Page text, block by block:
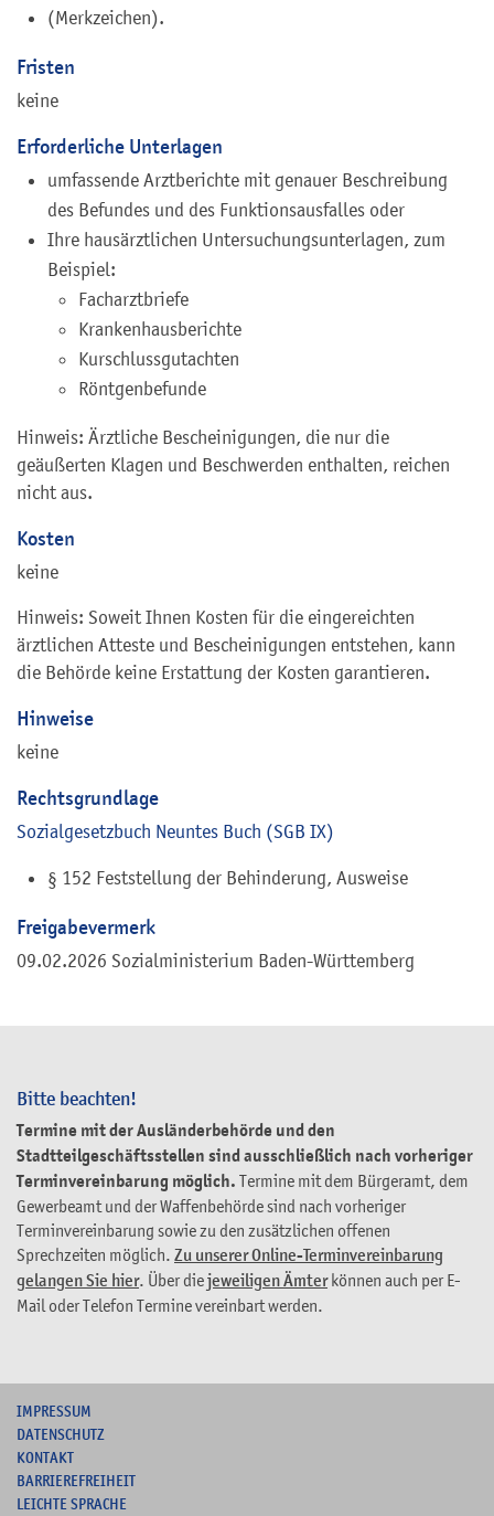
Bitte beachten!
Termine mit der Ausländerbehörde und den
Stadtteilgeschäftsstellen sind ausschließlich nach vorheriger
Terminvereinbarung möglich. Termine mit dem Bürgeramt, dem
Gewerbeamt und der Waffenbehörde sind nach vorheriger
Terminvereinbarung sowie zu den zusätzlichen offenen
Sprechzeiten möglich. Zu unserer Online-Terminvereinbarung
gelangen Sie hier. Über diejeweiligen Ämterkönnen auch per E-
Mail oder Telefon Termine vereinbart werden.
(Merkzeichen).
Fristen
keine
Erforderliche Unterlagen
umfassende Arztberichte mit genauer Beschreibung
des Befundes und des Funktionsausfalles oder
Ihre hausärztlichen Untersuchungsunterlagen, zum
Beispiel:
Facharztbriefe
Krankenhausberichte
Kurschlussgutachten
Röntgenbefunde
Hinweis: Ärztliche Bescheinigungen, die nur die
geäußerten Klagen und Beschwerden enthalten, reichen
nicht aus.
Kosten
keine
Hinweis: Soweit Ihnen Kosten für die eingereichten
ärztlichen Atteste und Bescheinigungen entstehen, kann
die Behörde keine Erstattung der Kosten garantieren.
Hinweise
keine
Rechtsgrundlage
Sozialgesetzbuch Neuntes Buch (SGB IX)
§ 152 Feststellung der Behinderung, Ausweise
Freigabevermerk
09.02.2026 Sozialministerium Baden-Württemberg
IMPRESSUM
DATENSCHUTZ
KONTAKT
BARRIEREFREIHEIT
LEICHTE SPRACHE